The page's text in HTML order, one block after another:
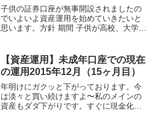
子供の証券口座が無事開設されましたの
でいよいよ資産運用を始めていきたいと
思います。方針 期間 子供が高校、大学に
プで広くといった感じで考えてます。時
間的猶予があ...
【資産運用】未成年口座での現在
の運用2015年12月（15ヶ月目）
年明けにガクッと下がっております。今
は淡々と買い続けますよ〜私のメインの
資産もダダ下がりです。すぐに現金化し